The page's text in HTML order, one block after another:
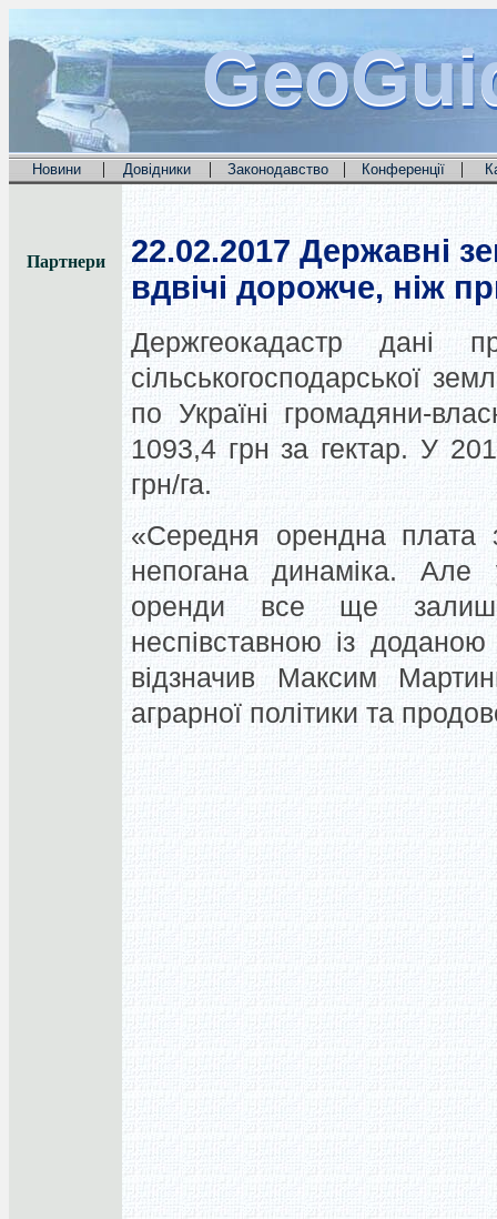
Новини | Довідники | Законодавство | Конференції |
Партнери 22.02.2017 Державні
вдвічі дорожче, ніж
Держгеокадастр дані
сільськогосподарської
по Україні громадяни-
1093,4 грн за гектар. У
грн/га.
«Середня орендна
непогана динаміка. Але
оренди все ще
неспівставною із
відзначив Максим
аграрної політики та